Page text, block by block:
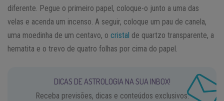
diferente. Pegue o primeiro papel, coloque-o junto a uma das
velas e acenda um incenso. A seguir, coloque um pau de canela,
uma moedinha de um centavo, o cristal de quartzo transparente, a
hematita e o trevo de quatro folhas por cima do papel.
DICAS DE ASTROLOGIA NA SUA INBOX!
Receba previsões, dicas e conteúdos exclusivos.